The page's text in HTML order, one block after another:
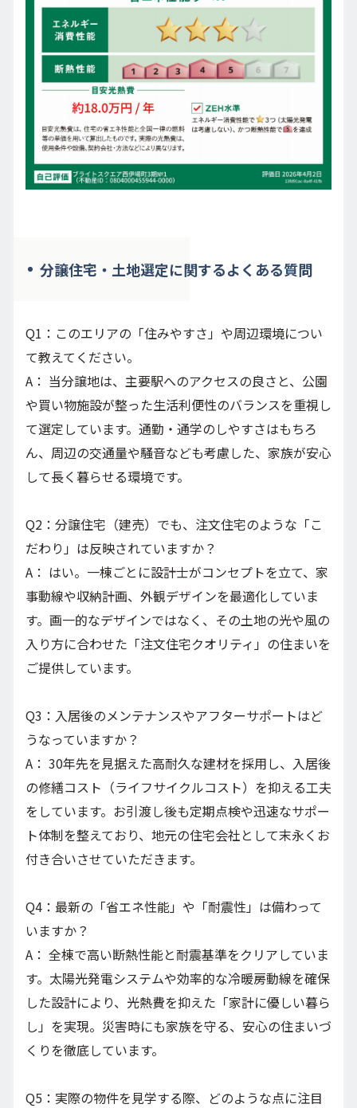
分譲住宅・土地選定に関するよくある質問
Q1：このエリアの「住みやすさ」や周辺環境につい
て教えてください。
A： 当分譲地は、主要駅へのアクセスの良さと、公園
や買い物施設が整った生活利便性のバランスを重視し
て選定しています。通勤・通学のしやすさはもちろ
ん、周辺の交通量や騒音なども考慮した、家族が安心
して長く暮らせる環境です。
Q2：分譲住宅（建売）でも、注文住宅のような「こ
だわり」は反映されていますか？
A： はい。一棟ごとに設計士がコンセプトを立て、家
事動線や収納計画、外観デザインを最適化していま
す。画一的なデザインではなく、その土地の光や風の
入り方に合わせた「注文住宅クオリティ」の住まいを
ご提供しています。
Q3：入居後のメンテナンスやアフターサポートはど
うなっていますか？
A： 30年先を見据えた高耐久な建材を採用し、入居後
の修繕コスト（ライフサイクルコスト）を抑える工夫
をしています。お引渡し後も定期点検や迅速なサポー
ト体制を整えており、地元の住宅会社として末永くお
付き合いさせていただきます。
Q4：最新の「省エネ性能」や「耐震性」は備わって
いますか？
A： 全棟で高い断熱性能と耐震基準をクリアしていま
す。太陽光発電システムや効率的な冷暖房動線を確保
した設計により、光熱費を抑えた「家計に優しい暮ら
し」を実現。災害時にも家族を守る、安心の住まいづ
くりを徹底しています。
Q5：実際の物件を見学する際、どのような点に注目